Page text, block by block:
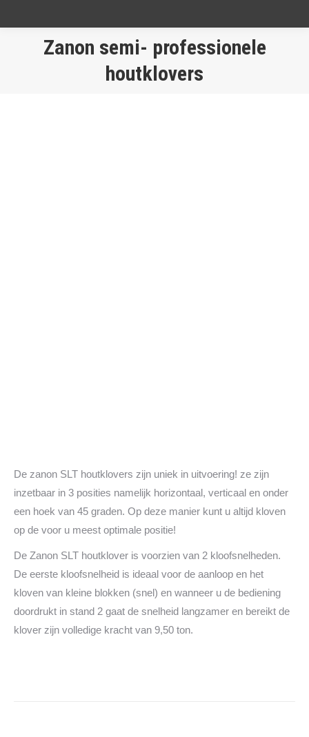
Zanon semi- professionele
houtklovers
Je bent hier:
De zanon SLT houtklovers zijn uniek in uitvoering! ze zijn
inzetbaar in 3 posities namelijk horizontaal, verticaal en onder
een hoek van 45 graden. Op deze manier kunt u altijd kloven
op de voor u meest optimale positie!
De Zanon SLT houtklover is voorzien van 2 kloofsnelheden.
De eerste kloofsnelheid is ideaal voor de aanloop en het
kloven van kleine blokken (snel) en wanneer u de bediening
doordrukt in stand 2 gaat de snelheid langzamer en bereikt de
klover zijn volledige kracht van 9,50 ton.